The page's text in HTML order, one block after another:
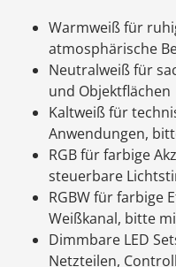
Warmweiß für
atmosphärische
Neutralweiß für
und Objektflächen
Kaltweiß für
Anwendungen,
RGB für farbige
steuerbare
RGBW für farbige
Weißkanal, bitte
Dimmbare LED
Netzteilen,